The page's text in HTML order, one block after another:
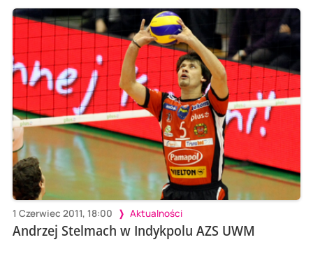
1 Czerwiec 2011, 18:00 Aktualności
Andrzej Stelmach w Indykpolu AZS UWM